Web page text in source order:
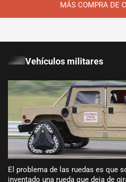
MÁS COMPRA DE
Vehículos militares
El problema de las ruedas es que
inventado una rueda que deja de